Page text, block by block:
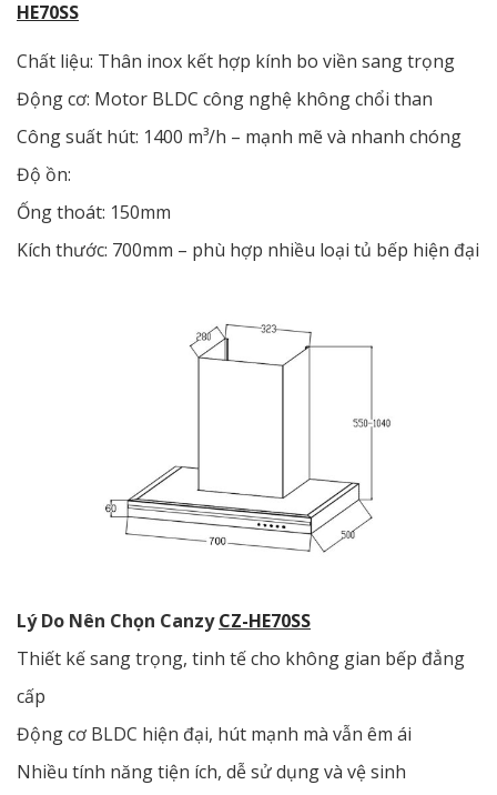
HE70SS
Chất liệu: Thân inox kết hợp kính bo viền sang trọng
Động cơ: Motor BLDC công nghệ không chổi than
Công suất hút: 1400 m³/h – mạnh mẽ và nhanh chóng
Độ ồn:
Ống thoát: 150mm
Kích thước: 700mm – phù hợp nhiều loại tủ bếp hiện đại
Lý Do Nên Chọn CanzyCZ-HE70SS
Thiết kế sang trọng, tinh tế cho không gian bếp đẳng
cấp
Động cơ BLDC hiện đại, hút mạnh mà vẫn êm ái
Nhiều tính năng tiện ích, dễ sử dụng và vệ sinh